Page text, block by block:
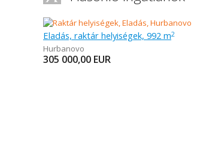
Eladás, raktár helyiségek, 992 m2
Hurbanovo
305 000,00 EUR